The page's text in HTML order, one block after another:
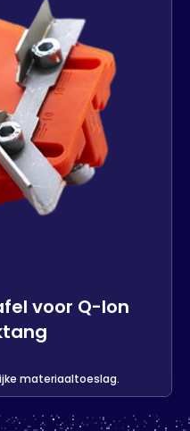
voor Q-lon
materiaaltoeslag.